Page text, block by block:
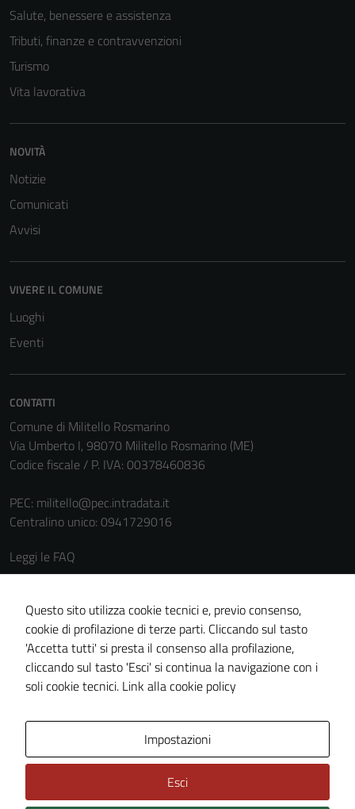
Salute, benessere e assistenza
Tributi, finanze e contravvenzioni
Turismo
Vita lavorativa
NOVITÀ
Notizie
Comunicati
Avvisi
VIVERE IL COMUNE
Luoghi
Eventi
CONTATTI
Comune di Militello Rosmarino
Via Umberto I, 98070 Militello Rosmarino (ME)
Codice fiscale / P. IVA: 00378460836
PEC: militello@pec.intradata.it
Centralino unico: 0941729016
Leggi le FAQ
Segnalazione disservizio
Richiesta assistenza
Amministrazione trasparente
Informativa privacy
Dichiarazione di accessibilità
Piano di miglioramento del sito
Questo sito utilizza cookie tecnici e, previo consenso,
cookie di profilazione di terze parti. Cliccando sul tasto
'Accetta tutti' si presta il consenso alla profilazione,
cliccando sul tasto 'Esci' si continua la navigazione con i
soli cookie tecnici. Link alla cookie policy
Impostazioni
Esci